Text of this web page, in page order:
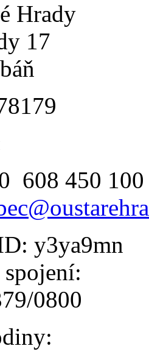
Hrady
17
608 450 100
y3ya9mn
0800